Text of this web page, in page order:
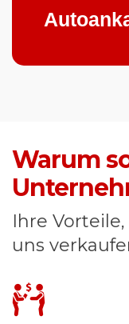
Warum
Ihre
uns